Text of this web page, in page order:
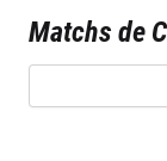
Matchs de